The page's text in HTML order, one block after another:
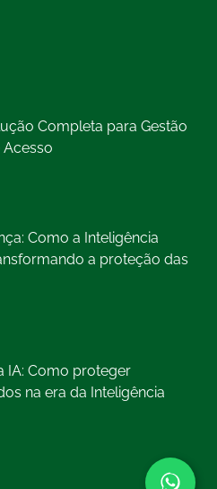
Completa para Gestão
Como a Inteligência
a proteção das
IA: Como proteger
na era da Inteligência